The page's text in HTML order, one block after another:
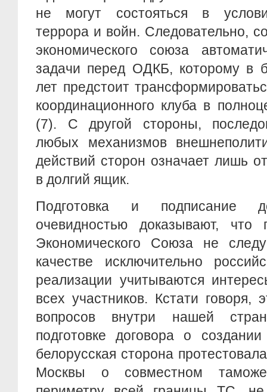
не могут состояться в
террора и войн. Следовательно,
экономического союза
задачи перед ОДКБ, которому в
лет предстоит
координационного клуба в
(7). С другой стороны,
любых механизмов
действий сторон означает лишь
в долгий ящик.
Подготовка и подписание
очевидностью доказывают, что
Экономического Союза не
качестве исключительно
реализации учитываются
всех участников. Кстати говоря,
вопросов внутри нашей
подготовке договора о
белорусская сторона
Москвы о совместном